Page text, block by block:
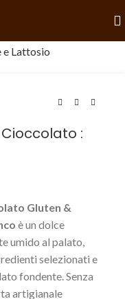
:
Gluten &
è un dolce
umido al palato,
selezionati e
fondente. Senza
artigianale